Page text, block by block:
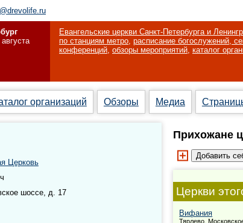
Евангельские церкви Санкт-Петербурга и
по станциям метро, расписание богослужений,
конференций, обзоры мероприятий, каталог
организаций Обзоры Медиа
Церковь
шоссе, д. 17
Прихожане
Церкви
Вифания
Тярлево,